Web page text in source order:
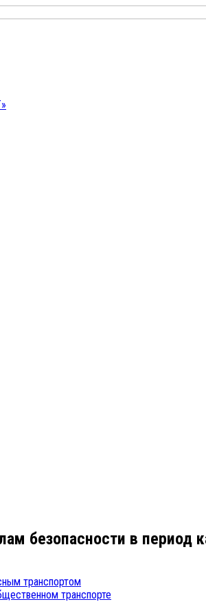
безопасности в период
транспортом
транспорте